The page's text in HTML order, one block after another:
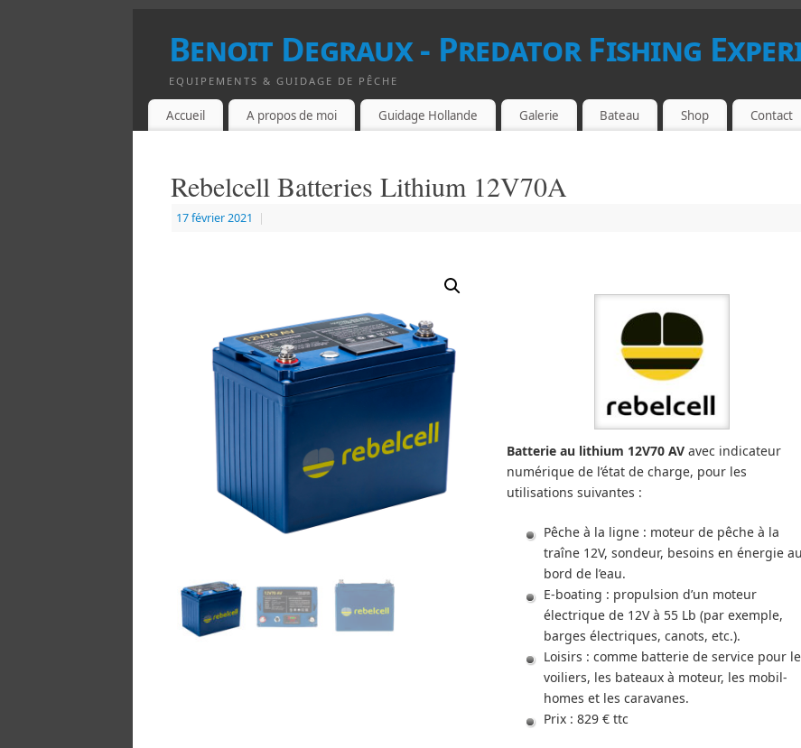
Benoit Degraux - Predator Fishing
EQUIPEMENTS & GUIDAGE DE PÊCHE
Accueil A propos de moi Guidage Hollande Galerie Bateau Shop Contact
Rebelcell Batteries Lithium 12V70A
17 février 2021 |
Batterie au lithium 12V70 AVavec indicateur
numérique de l’état de charge, pour les
utilisations suivantes :
Pêche à la ligne : moteur de pêche à la
traîne 12V, sondeur, besoins en énergie au
bord de l’eau.
E-boating : propulsion d’un moteur
électrique de 12V à 55 Lb (par exemple,
barges électriques, canots, etc.).
Loisirs : comme batterie de service pour
voiliers, les bateaux à moteur, les mobil-
homes et les caravanes.
Prix : 829 € ttc